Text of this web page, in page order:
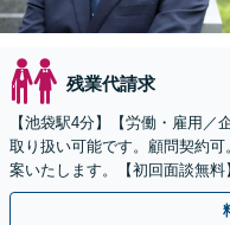
残業代請求
【池袋駅4分】【労働・雇用
取り扱い可能です。顧問契約
案いたします。【初回面談無料
り】【英語・国際案件対応可能